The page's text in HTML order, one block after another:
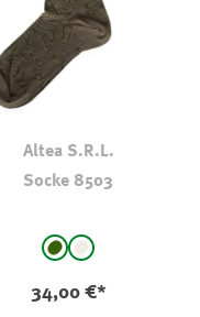
Altea S.R.L.
Socke 8503
auswählen
dkl oliv-kaki
natur
34,00 €*